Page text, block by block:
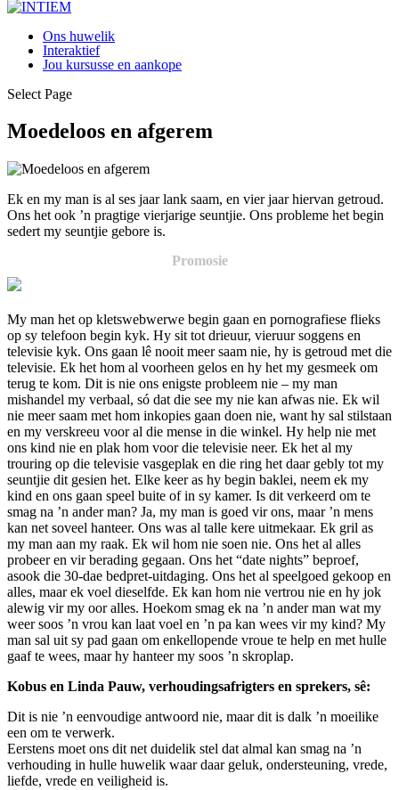
Ons huwelik
Interaktief
Jou kursusse en aankope
Select Page
Moedeloos en afgerem
Ek en my man is al ses jaar lank saam, en vier jaar hiervan getroud.
Ons het ook ’n pragtige vierjarige seuntjie. Ons probleme het begin
sedert my seuntjie gebore is.
Promosie
My man het op kletswebwerwe begin gaan en pornografiese flieks
op sy telefoon begin kyk. Hy sit tot drieuur, vieruur soggens en
televisie kyk. Ons gaan lê nooit meer saam nie, hy is getroud met die
televisie. Ek het hom al voorheen gelos en hy het my gesmeek om
terug te kom. Dit is nie ons enigste probleem nie – my man
mishandel my verbaal, só dat die see my nie kan afwas nie. Ek wil
nie meer saam met hom inkopies gaan doen nie, want hy sal stilstaan
en my verskreeu voor al die mense in die winkel. Hy help nie met
ons kind nie en plak hom voor die televisie neer. Ek het al my
trouring op die televisie vasgeplak en die ring het daar gebly tot my
seuntjie dit gesien het. Elke keer as hy begin baklei, neem ek my
kind en ons gaan speel buite of in sy kamer. Is dit verkeerd om te
smag na ’n ander man? Ja, my man is goed vir ons, maar ’n mens
kan net soveel hanteer. Ons was al talle kere uitmekaar. Ek gril as
my man aan my raak. Ek wil hom nie soen nie. Ons het al alles
probeer en vir berading gegaan. Ons het “date nights” beproef,
asook die 30-dae bedpret-uitdaging. Ons het al speelgoed gekoop en
alles, maar ek voel dieselfde. Ek kan hom nie vertrou nie en hy jok
alewig vir my oor alles. Hoekom smag ek na ’n ander man wat my
weer soos ’n vrou kan laat voel en ’n pa kan wees vir my kind? My
man sal uit sy pad gaan om enkellopende vroue te help en met hulle
gaaf te wees, maar hy hanteer my soos ’n skroplap.
Kobus en Linda Pauw, verhoudingsafrigters en sprekers, sê:
Dit is nie ’n eenvoudige antwoord nie, maar dit is dalk ’n moeilike
een om te verwerk.
Eerstens moet ons dit net duidelik stel dat almal kan smag na ’n
verhouding in hulle huwelik waar daar geluk, ondersteuning, vrede,
liefde, vrede en veiligheid is.